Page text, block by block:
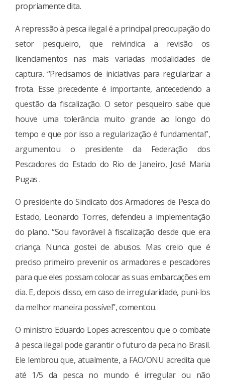
propriamente dita.
A repressão à pesca ilegal é a principal preocupação do
setor pesqueiro, que reivindica a revisão os
licenciamentos nas mais variadas modalidades de
captura. “Precisamos de iniciativas para regularizar a
frota. Esse precedente é importante, antecedendo a
questão da fiscalização. O setor pesqueiro sabe que
houve uma tolerância muito grande ao longo do
tempo e que por isso a regularização é fundamental”,
argumentou o presidente da Federação dos
Pescadores do Estado do Rio de Janeiro, José Maria
Pugas .
O presidente do Sindicato dos Armadores de Pesca do
Estado, Leonardo Torres, defendeu a implementação
do plano. “Sou favorável à fiscalização desde que era
criança. Nunca gostei de abusos. Mas creio que é
preciso primeiro prevenir os armadores e pescadores
para que eles possam colocar as suas embarcações em
dia. E, depois disso, em caso de irregularidade, puni-los
da melhor maneira possível”, comentou.
O ministro Eduardo Lopes acrescentou que o combate
à pesca ilegal pode garantir o futuro da peca no Brasil.
Ele lembrou que, atualmente, a FAO/ONU acredita que
até 1/5 da pesca no mundo é irregular ou não